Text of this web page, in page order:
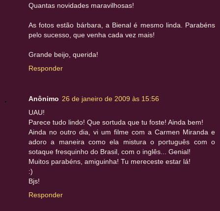
Quantas novidades maravilhosas!
As fotos estão bárbara, a Bienal é mesmo linda. Parabéns
pelo sucesso, que venha cada vez mais!
Grande beijo, querida!
Responder
Anônimo 26 de janeiro de 2009 às 15:56
UAU!
Parece tudo lindo! Que sortuda que tu foste! Ainda bem!
Ainda no outro dia, vi um filme com a Carmen Miranda e
adoro a maneira como ela mistura o português com o
sotaque fresquinho do Brasil, com o inglês... Genial!
Muitos parabéns, amiguinha! Tu mereceste estar lá!
:)
Bjs!
Responder